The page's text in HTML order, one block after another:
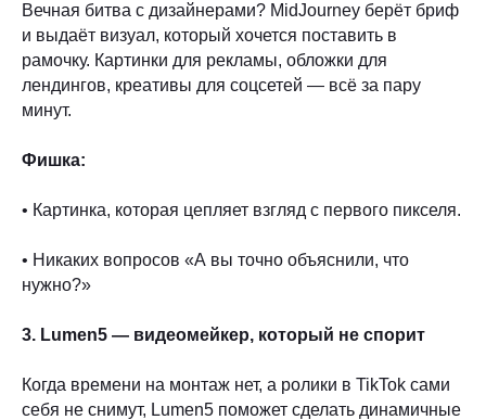
Вечная битва с дизайнерами? MidJourney берёт бриф
и выдаёт визуал, который хочется поставить в
рамочку. Картинки для рекламы, обложки для
лендингов, креативы для соцсетей — всё за пару
минут.
Фишка:
• Картинка, которая цепляет взгляд с первого пикселя.
• Никаких вопросов «А вы точно объяснили, что
нужно?»
3. Lumen5 — видеомейкер, который не спорит
Когда времени на монтаж нет, а ролики в TikTok сами
себя не снимут, Lumen5 поможет сделать динамичные